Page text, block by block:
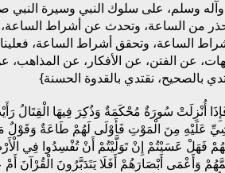
وسلم، على سلوك النبي وسيرة النبي
من الساعة، وتحدث عن أشراط
الساعة، وتحقق أشراط الساعة،
عن الفتن، عن الأفكار، عن المذاهب،
بالصحيح، نقتدي بالقدوة الحسنة}
أُنْزِلَتْ سُورَةٌ مُحْكَمَةٌ وَذُكِرَ فِيهَا الْقِتَالُ
عَلَيْهِ مِنَ الْمَوْتِ فَأَوْلَى لَهُمْ طَاعَةٌ وَقَوْلٌ
فَهَلْ عَسَيْتُمْ إِنْ تَوَلَّيْتُمْ أَنْ تُفْسِدُوا فِي
وَأَعْمَى أَبْصَارَهُمْ أَفَلَا يَتَدَبَّرُونَ الْقُرْآنَ